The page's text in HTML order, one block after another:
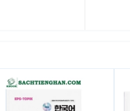
với nhu